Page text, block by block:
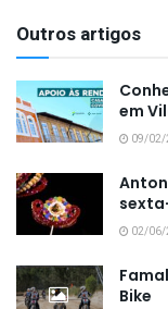
Outros artigos
em
09/02/
02/06/
Bike